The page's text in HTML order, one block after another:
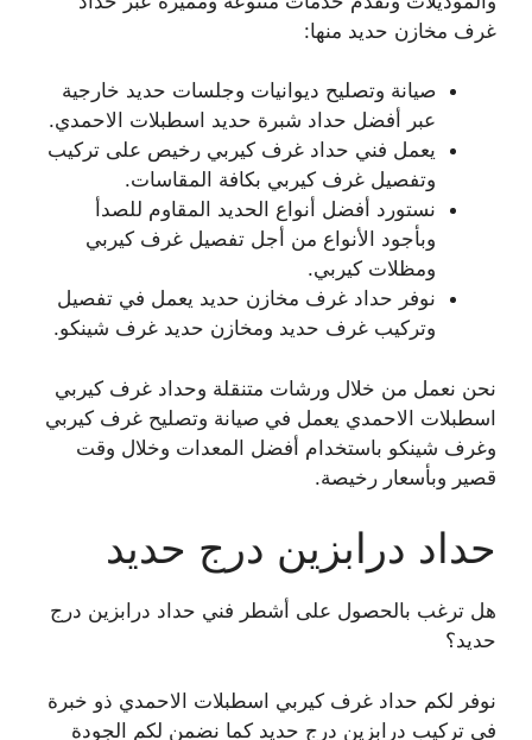
غرف مخازن حديد منها:
صيانة وتصليح ديوانيات وجلسات حديد خارجية
عبر أفضل حداد شبرة حديد اسطبلات الاحمدي.
يعمل فني حداد غرف كيربي رخيص على تركيب
وتفصيل غرف كيربي بكافة المقاسات.
نستورد أفضل أنواع الحديد المقاوم للصدأ
وبأجود الأنواع من أجل تفصيل غرف كيربي
ومظلات كيربي.
نوفر حداد غرف مخازن حديد يعمل في تفصيل
وتركيب غرف حديد ومخازن حديد غرف شينكو.
نحن نعمل من خلال ورشات متنقلة وحداد غرف كيربي
اسطبلات الاحمدي يعمل في صيانة وتصليح غرف كيربي
وغرف شينكو باستخدام أفضل المعدات وخلال وقت
قصير وبأسعار رخيصة.
حداد درابزين درج حديد
هل ترغب بالحصول على أشطر فني حداد درابزين درج
حديد؟
نوفر لكم حداد غرف كيربي اسطبلات الاحمدي ذو خبرة
في تركيب درابزين درج حديد كما نضمن لكم الجودة